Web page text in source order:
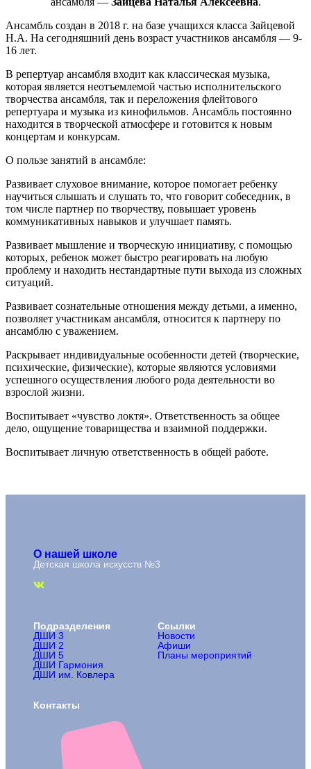
Ансамбль создан в 2018 г. на базе учащихся класса Зайцевой
Н.А. На сегодняшний день возраст участников ансамбля — 9-
16 лет.
В репертуар ансамбля входит как классическая музыка,
которая является неотъемлемой частью исполнительского
творчества ансамбля, так и переложения флейтового
репертуара и музыка из кинофильмов. Ансамбль постоянно
находится в творческой атмосфере и готовится к новым
концертам и конкурсам.
О пользе занятий в ансамбле:
Развивает слуховое внимание, которое помогает ребенку
научиться слышать и слушать то, что говорит собеседник, в
том числе партнер по творчеству, повышает уровень
коммуникативных навыков и улучшает память.
Развивает мышление и творческую инициативу, с помощью
которых, ребенок может быстро реагировать на любую
проблему и находить нестандартные пути выхода из сложных
ситуаций.
Развивает сознательные отношения между детьми, а именно,
позволяет участникам ансамбля, относится к партнеру по
ансамблю с уважением.
Раскрывает индивидуальные особенности детей (творческие,
психические, физические), которые являются условиями
успешного осуществления любого рода деятельности во
взрослой жизни.
Воспитывает «чувство локтя». Ответственность за общее
дело, ощущение товарищества и взаимной поддержки.
Воспитывает личную ответственность в общей работе.
О нашей школе
Детская школа искусств №3
Подразделения
ДШИ 3
ДШИ 2
ДШИ 5
ДШИ Гармония
ДШИ им. Ковлера
Ссылки
Новости
Афиши
Планы мероприятий
Контакты